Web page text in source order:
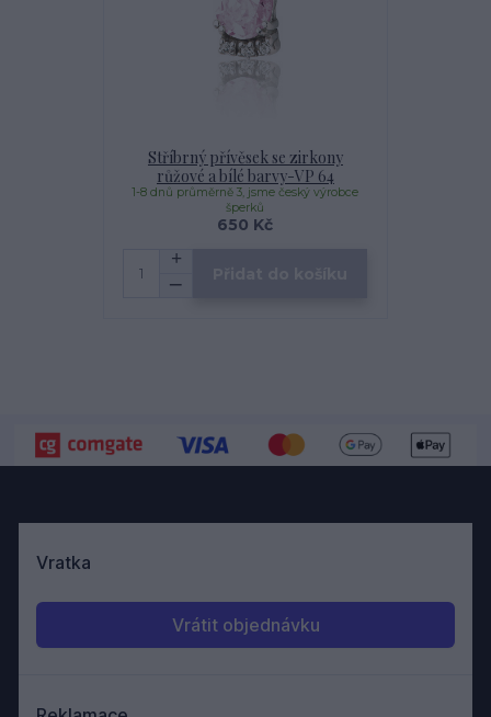
Stříbrný přívěsek se zirkony
růžové a bílé barvy-VP 64
650 Kč
1-8 dnů průměrně 3, jsme český výrobce
šperků